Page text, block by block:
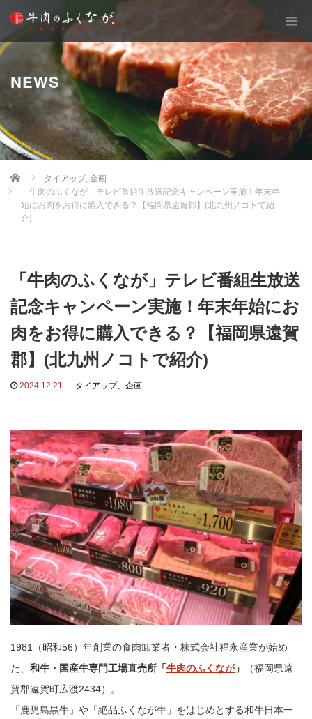
NEWS
Home タイアップ, 企画
「牛肉のふくなが」テレビ番組生放送記念キャンペーン実施！年末年
始にお肉をお得に購入できる？【福岡県遠賀郡】(北九州ノコトで紹
介)
「牛肉のふくなが」テレビ番組生放送
記念キャンペーン実施！年末年始にお
肉をお得に購入できる？【福岡県遠賀
郡】(北九州ノコトで紹介)
2024.12.21 タイアップ、 企画
1981（昭和56）年創業の食肉卸業者・株式会社福永産業が始め
た、 和牛・国産牛専門工場直売所「牛肉のふくなが」
（福岡県遠
賀郡遠賀町広渡2434）。
「鹿児島黒牛」や「絶品ふくなが牛」をはじめとする和牛日本一